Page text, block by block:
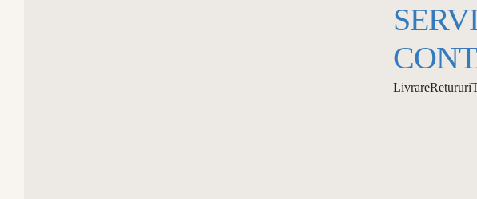
LivrareRetururi